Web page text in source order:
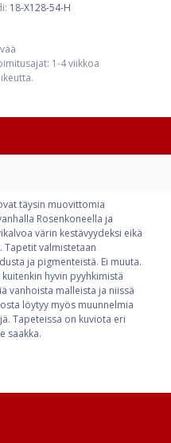
18-X128-54-H
1-4 viikkoa
täysin muovittomia
Rosenkoneella ja
värin kestävyydeksi eikä
Tapetit valmistetaan
ja pigmenteistä. Ei muuta.
hyvin pyyhkimistä
vanhoista malleista ja niissä
löytyy myös muunnelmia
Tapeteissa on kuviota eri
saakka.